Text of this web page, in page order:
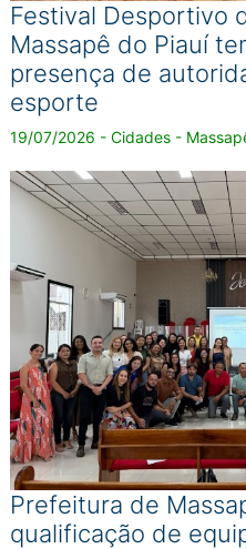
Festival Desportivo
Massapê do Piauí
presença de
esporte
19/07/2026 - Cidades -
Prefeitura de
qualificação de